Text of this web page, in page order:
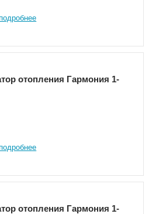
отопления Гармония 1-
отопления Гармония 1-